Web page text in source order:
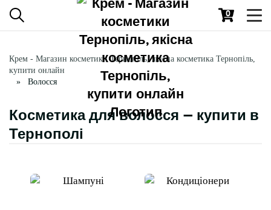
0
Крем - Магазин косметики Тернопіль, якісна косметика Тернопіль,
купити онлайн
Волосся
Косметика для волосся — купити в
Тернополі